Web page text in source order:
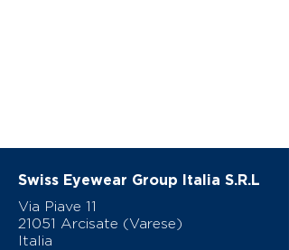
Swiss Eyewear Group Italia S.R.L
Via Piave 11
21051 Arcisate (Varese)
Italia